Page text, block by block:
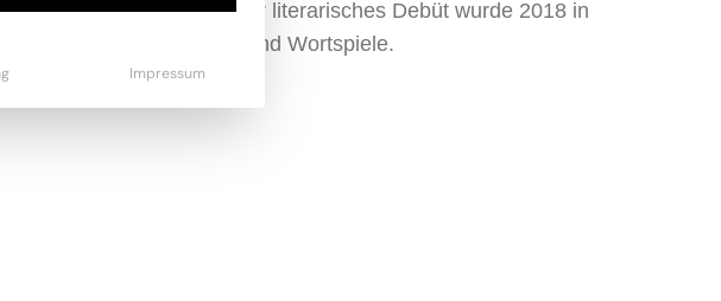
Sozialpädagogin. Ihr literarisches Debüt wurde 2018 in
liebt die Natur, Tiere und Wortspiele.
Impressum